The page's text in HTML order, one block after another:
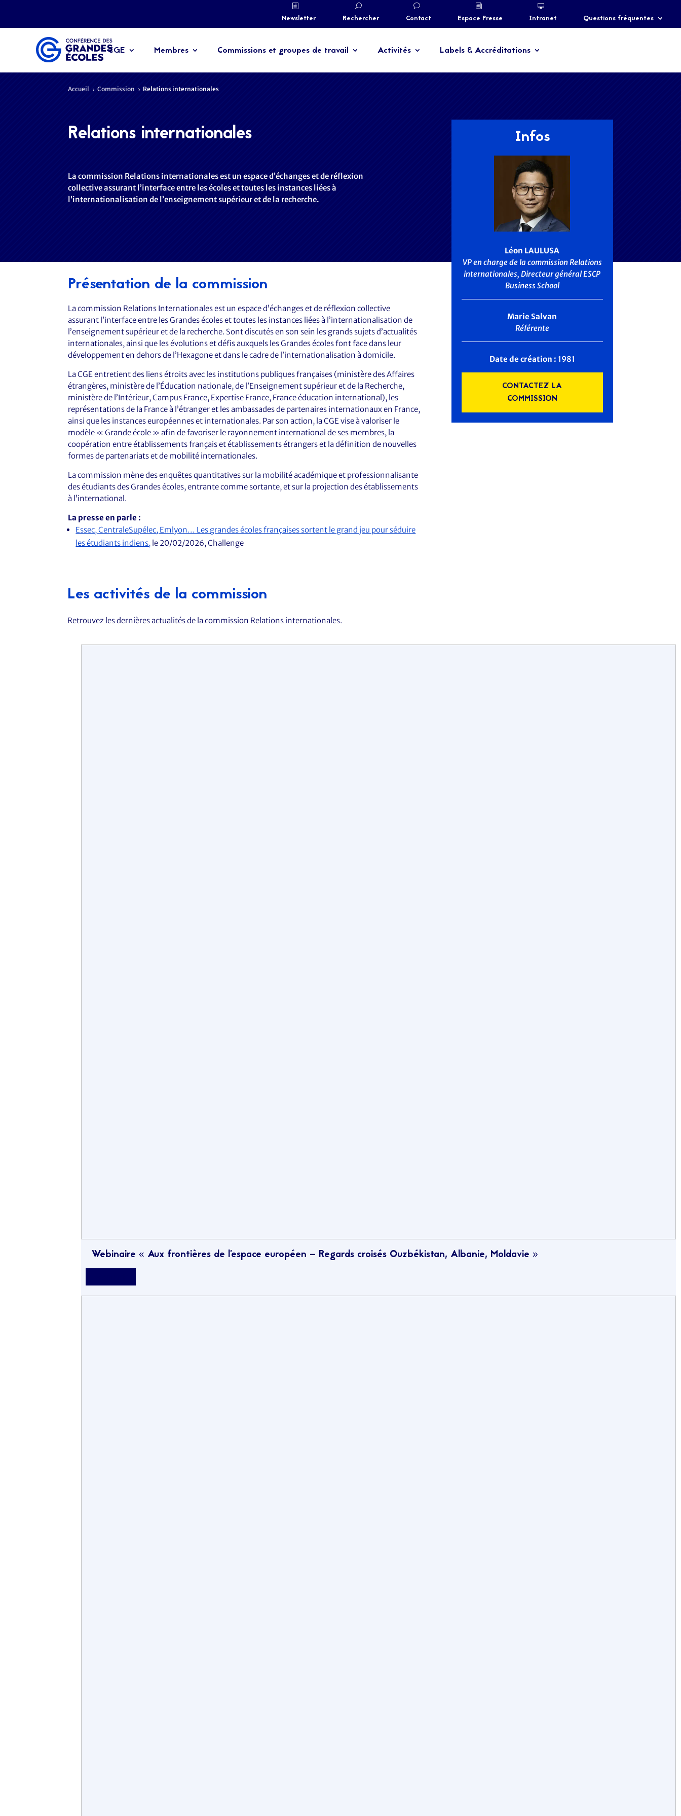
Newsletter Rechercher Contact Espace Presse Intranet Questions fréquentes
CGE Membres Commissions et groupes de travail Activités Labels & Accréditations
Accueil 5 Commission 5 Relations internationales
Relations internationales
La commission Relations internationales est un espace d’échanges et de réflexion
collective assurant l’interface entre les écoles et toutes les instances liées à
l’internationalisation de l’enseignement supérieur et de la recherche.
Présentation de la commission
La commission Relations Internationales est un espace d’échanges et de réflexion collective
assurant l’interface entre les Grandes écoles et toutes les instances liées à l’internationalisation de
l’enseignement supérieur et de la recherche. Sont discutés en son sein les grands sujets d’actualités
internationales, ainsi que les évolutions et défis auxquels les Grandes écoles font face dans leur
développement en dehors de l’Hexagone et dans le cadre de l’internationalisation à domicile.
La CGE entretient des liens étroits avec les institutions publiques françaises (ministère des Affaires
étrangères, ministère de l’Éducation nationale, de l’Enseignement supérieur et de la Recherche,
ministère de l’Intérieur, Campus France, Expertise France, France éducation international), les
représentations de la France à l’étranger et les ambassades de partenaires internationaux en France,
ainsi que les instances européennes et internationales. Par son action, la CGE vise à valoriser le
modèle « Grande école » afin de favoriser le rayonnement international de ses membres, la
coopération entre établissements français et établissements étrangers et la définition de nouvelles
formes de partenariats et de mobilité internationales.
La commission mène des enquêtes quantitatives sur la mobilité académique et professionnalisante
des étudiants des Grandes écoles, entrante comme sortante, et sur la projection des établissements
à l’international.
La presse en parle :
Essec, CentraleSupélec, Emlyon… Les grandes écoles françaises sortent le grand jeu pour séduire
les étudiants indiens, le 20/02/2026, Challenge
Infos
Léon LAULUSA
VP en charge de la commission Relations
internationales, Directeur général ESCP
Business School
Marie Salvan
Référente
Date de création : 1981
CONTACTEZ LA
COMMISSION
Les activités de la commission
Retrouvez les dernières actualités de la commission Relations internationales.
Webinaire « Aux frontières de l’espace européen – Regards croisés Ouzbékistan, Albanie, Moldavie »